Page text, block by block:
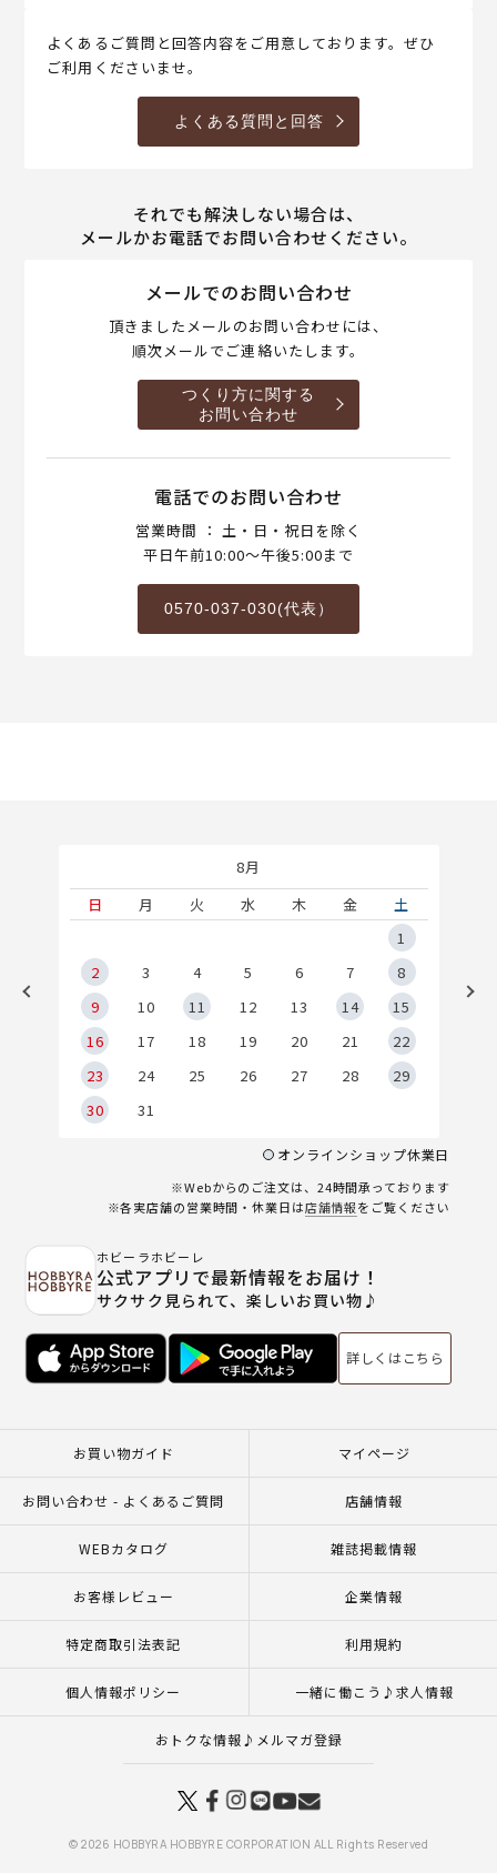
よくあるご質問と回答内容をご用意しております。ぜひ
ご利用くださいませ。
よくある質問と回答
それでも解決しない場合は、
メールかお電話でお問い合わせください。
メールでのお問い合わせ
頂きましたメールのお問い合わせには、
順次メールでご連絡いたします。
つくり方に関する
お問い合わせ
電話でのお問い合わせ
営業時間 ： 土・日・祝日を除く
平日午前10:00～午後5:00まで
0570-037-030(代表）
8月
日
月 火 水 木 金
土
1
2
3 4 5 6 7
8
9
10 11 12 13 14
15
16
17 18 19 20 21
22
23
24 25 26 27 28
29
30
31
オンラインショップ休業日
※Webからのご注文は、24時間承っております
※各実店舗の営業時間・休業日は店舗情報をご覧ください
ホビーラホビーレ
公式アプリで最新情報をお届け！
サクサク見られて、楽しいお買い物♪
詳しくはこちら
お買い物ガイド マイページ
お問い合わせ - よくあるご質問 店舗情報
WEBカタログ 雑誌掲載情報
お客様レビュー 企業情報
特定商取引法表記 利用規約
個人情報ポリシー 一緒に働こう♪求人情報
おトクな情報♪メルマガ登録
© 2026 HOBBYRA HOBBYRE CORPORATION ALL Rights Reserved